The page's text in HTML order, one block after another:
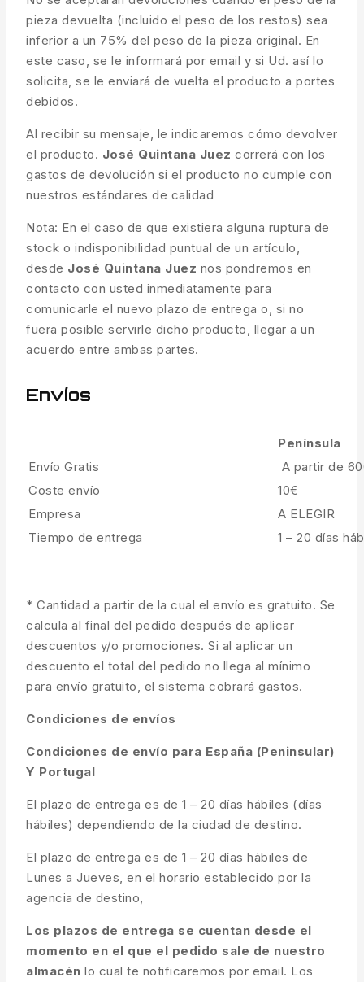
pieza devuelta (incluido el peso de los restos) sea
inferior a un 75% del peso de la pieza original. En
este caso, se le informará por email y si Ud. así lo
solicita, se le enviará de vuelta el producto a portes
debidos.
Al recibir su mensaje, le indicaremos cómo devolver
el producto. José Quintana Juez correrá con los
gastos de devolución si el producto no cumple con
nuestros estándares de calidad
Nota: En el caso de que existiera alguna ruptura de
stock o indisponibilidad puntual de un artículo,
desde José Quintana Juez nos pondremos en
contacto con usted inmediatamente para
comunicarle el nuevo plazo de entrega o, si no
fuera posible servirle dicho producto, llegar a un
acuerdo entre ambas partes.
Envíos
Península
Envío Gratis
A partir de
Coste envío
10€
Empresa
A ELEGIR
Tiempo de entrega
1 – 20 días
* Cantidad a partir de la cual el envío es gratuito. Se
calcula al final del pedido después de aplicar
descuentos y/o promociones. Si al aplicar un
descuento el total del pedido no llega al mínimo
para envío gratuito, el sistema cobrará gastos.
Condiciones de envíos
Condiciones de envío para España (Peninsular)
Y Portugal
El plazo de entrega es de 1 – 20 días hábiles (días
hábiles) dependiendo de la ciudad de destino.
El plazo de entrega es de 1 – 20 días hábiles de
Lunes a Jueves, en el horario establecido por la
agencia de destino,
Los plazos de entrega se cuentan desde el
momento en el que el pedido sale de nuestro
almacén lo cual te notificaremos por email. Los